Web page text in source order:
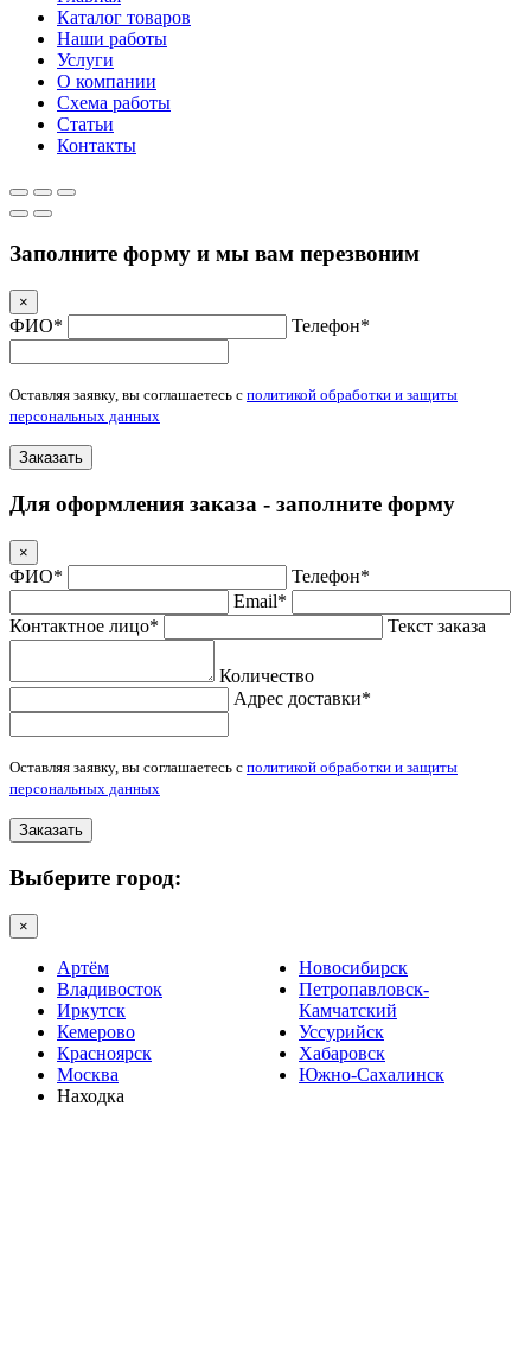
Каталог товаров
Наши работы
Услуги
О компании
Схема работы
Статьи
Контакты
Заполните форму и мы вам перезвоним
×
ФИО* Телефон*
Оставляя заявку, вы соглашаетесь с политикой обработки и защиты
персональных данных
Заказать
Для оформления заказа - заполните форму
×
ФИО*
Телефон*
Email*
Контактное лицо*
Текст заказа
Количество
Адрес доставки*
Оставляя заявку, вы соглашаетесь с политикой обработки и защиты
персональных данных
Заказать
Выберите город:
×
Артём
Владивосток
Иркутск
Кемерово
Красноярск
Москва
Находка
Новосибирск
Петропавловск-
Камчатский
Уссурийск
Хабаровск
Южно-Сахалинск